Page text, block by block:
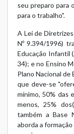
seu preparo para
para o trabalho".
A Lei de
Nº 9.394/1996)
Educação Infantil
34); e no Ensino
Plano Nacional de
que deve-se
mínimo, 50% das
menos, 25%
também a Base
aborda a